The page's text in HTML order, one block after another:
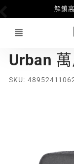
解鎖
MAGEASY
Urban
SKU